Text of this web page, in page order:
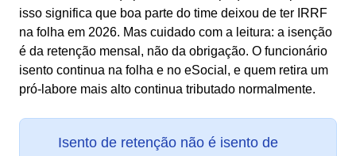
isso significa que boa parte do time deixou de ter IRRF
na folha em 2026. Mas cuidado com a leitura: a isenção
é da retenção mensal, não da obrigação. O funcionário
isento continua na folha e no eSocial, e quem retira um
pró-labore mais alto continua tributado normalmente.
Isento de retenção não é isento de